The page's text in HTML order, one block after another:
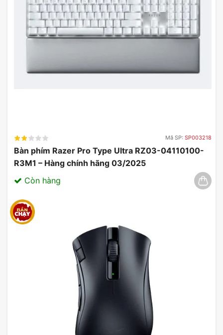
Mã SP: SP003218
Bàn phím Razer Pro Type Ultra RZ03-04110100-
R3M1 – Hàng chính hãng 03/2025
Còn hàng